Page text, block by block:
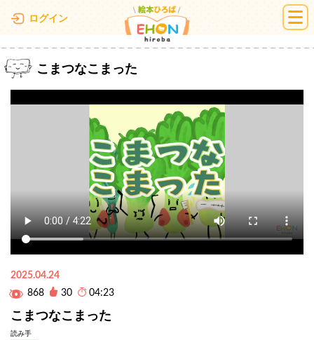
ログイン 絵本ひろば
こまつなこまった
2025.04.24
868
30 04:23
こまつなこまった
読み手